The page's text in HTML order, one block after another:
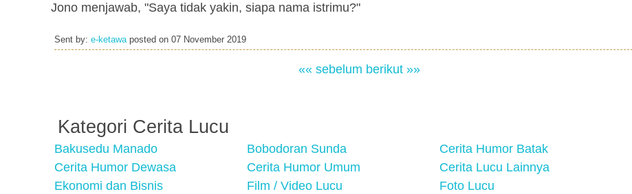
Jono menjawab, "Saya tidak yakin, siapa nama istrimu?"
Sent by: e-ketawaposted on 07 November 2019
«« sebelum berikut »»
Kategori Cerita Lucu
Bakusedu Manado Bobodoran Sunda Cerita Humor Batak
Cerita Humor Dewasa
Cerita Humor Umum Cerita Lucu Lainnya
Ekonomi dan Bisnis
Film / Video Lucu Foto Lucu